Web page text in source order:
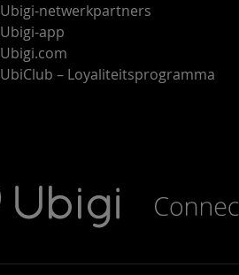
Ubigi-netwerkpartners
Ubigi-app
Ubigi.com
UbiClub – Loyaliteitsprogramma